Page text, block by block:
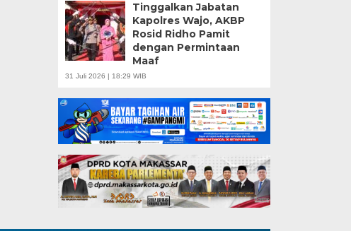
Tinggalkan Jabatan
Kapolres Wajo, AKBP
Rosid Ridho Pamit
dengan Permintaan
Maaf
31 Juli 2026 | 18:29 WIB